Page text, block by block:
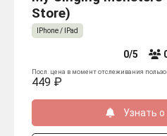
Store)
IPhone / IPad
0/5
Посл. цена в момент отслеживания
449 ₽
Узнать о